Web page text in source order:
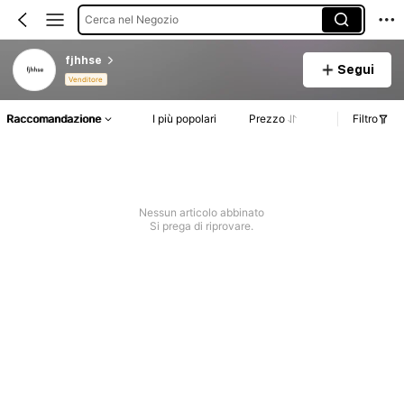
Cerca nel Negozio
fjhhse
Venditore
Segui
Raccomandazione I più popolari Prezzo Filtro
Nessun articolo abbinato
Si prega di riprovare.